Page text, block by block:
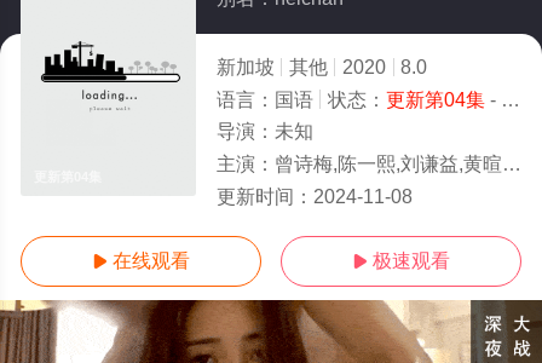
新加坡 其他 2020
8.0
语言： 国语 状态： 更新第04集- 免费在线观看
导演： 未知
主演： 曾诗梅,陈一熙,刘谦益,黄暄婷,黄俊雄,黄嫊芳,包勋评,王禄江,陈美心
更新时间： 2024-11-08
 在线观看  极速观看